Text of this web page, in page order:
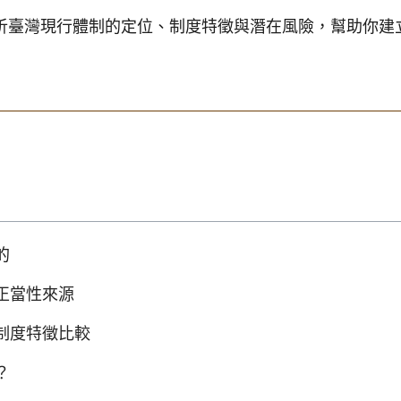
灣現行體制的定位、制度特徵與潛在風險，幫助你建
當性來源
度特徵比較